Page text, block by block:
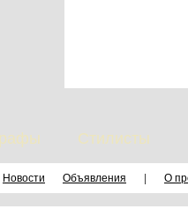
Стилисты
Новости Объявления О